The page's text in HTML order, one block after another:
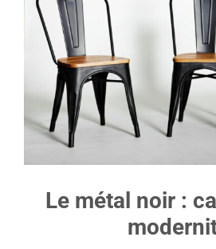
Le métal noir :